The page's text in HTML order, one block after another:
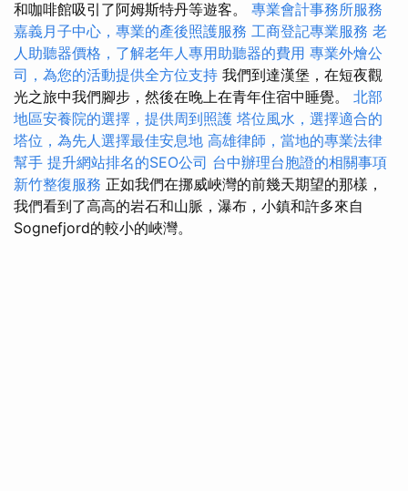
和咖啡館吸引了阿姆斯特丹等遊客。 專業會計事務所服務
嘉義月子中心，專業的產後照護服務 工商登記專業服務 老
人助聽器價格，了解老年人專用助聽器的費用 專業外燴公
司，為您的活動提供全方位支持 我們到達漢堡，在短夜觀
光之旅中我們腳步，然後在晚上在青年住宿中睡覺。 北部
地區安養院的選擇，提供周到照護 塔位風水，選擇適合的
塔位，為先人選擇最佳安息地 高雄律師，當地的專業法律
幫手 提升網站排名的SEO公司 台中辦理台胞證的相關事項
新竹整復服務 正如我們在挪威峽灣的前幾天期望的那樣，
我們看到了高高的岩石和山脈，瀑布，小鎮和許多來自
Sognefjord的較小的峽灣。